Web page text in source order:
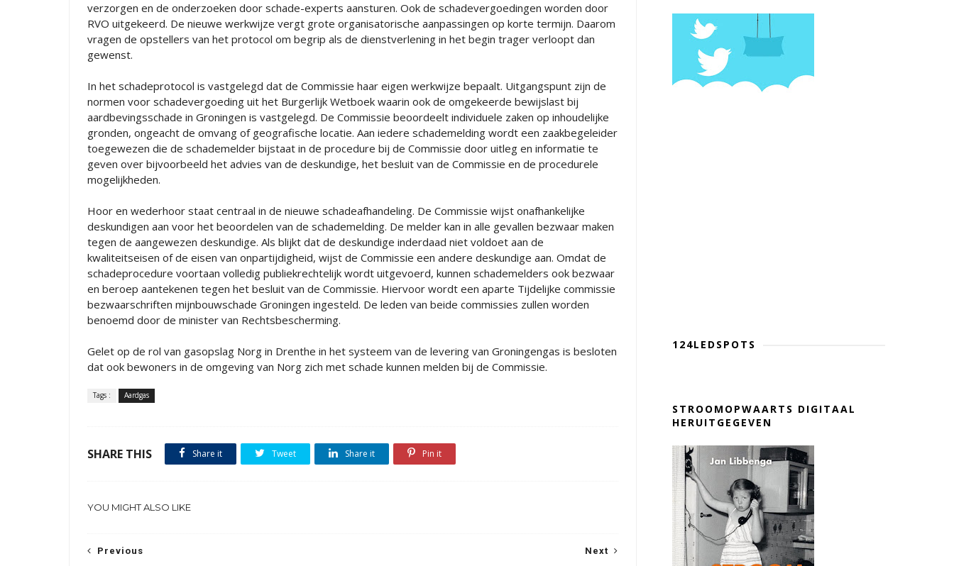
verzorgen en de onderzoeken door schade-experts aansturen. Ook de schadevergoedingen worden door
RVO uitgekeerd. De nieuwe werkwijze vergt grote organisatorische aanpassingen op korte termijn. Daarom
vragen de opstellers van het protocol om begrip als de dienstverlening in het begin trager verloopt dan
gewenst.
In het schadeprotocol is vastgelegd dat de Commissie haar eigen werkwijze bepaalt. Uitgangspunt zijn de
normen voor schadevergoeding uit het Burgerlijk Wetboek waarin ook de omgekeerde bewijslast bij
aardbevingsschade in Groningen is vastgelegd. De Commissie beoordeelt individuele zaken op inhoudelijke
gronden, ongeacht de omvang of geografische locatie. Aan iedere schademelding wordt een zaakbegeleider
toegewezen die de schademelder bijstaat in de procedure bij de Commissie door uitleg en informatie te
geven over bijvoorbeeld het advies van de deskundige, het besluit van de Commissie en de procedurele
mogelijkheden.
Hoor en wederhoor staat centraal in de nieuwe schadeafhandeling. De Commissie wijst onafhankelijke
deskundigen aan voor het beoordelen van de schademelding. De melder kan in alle gevallen bezwaar maken
tegen de aangewezen deskundige. Als blijkt dat de deskundige inderdaad niet voldoet aan de
kwaliteitseisen of de eisen van onpartijdigheid, wijst de Commissie een andere deskundige aan. Omdat de
schadeprocedure voortaan volledig publiekrechtelijk wordt uitgevoerd, kunnen schademelders ook bezwaar
en beroep aantekenen tegen het besluit van de Commissie. Hiervoor wordt een aparte Tijdelijke commissie
bezwaarschriften mijnbouwschade Groningen ingesteld. De leden van beide commissies zullen worden
benoemd door de minister van Rechtsbescherming.
Gelet op de rol van gasopslag Norg in Drenthe in het systeem van de levering van Groningengas is besloten
dat ook bewoners in de omgeving van Norg zich met schade kunnen melden bij de Commissie.
Tags : Aardgas
SHARE THIS Share it Tweet Share it Pin it
YOU MIGHT ALSO LIKE
Next
Previous
124LEDSPOTS
STROOMOPWAARTS DIGITAAL
HERUITGEGEVEN